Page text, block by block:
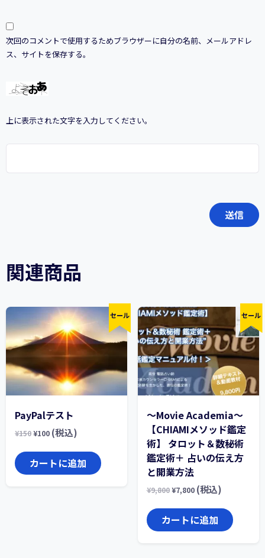
次回のコメントで使用するためブラウザーに自分の名前、メールアドレ
ス、サイトを保存する。
上に表示された文字を入力してください。
関連商品
セール
PayPalテスト
¥150¥100 (税込)
カートに追加
セール
〜Movie Academia〜
【CHIAMIメソッド鑑定
術】 タロット＆数秘術
鑑定術＋ 占いの伝え方
と開業方法
¥9,800 ¥7,800 (税込)
カートに追加